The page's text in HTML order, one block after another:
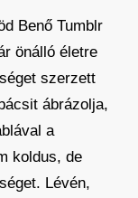
Benő Tumblr
önálló életre
szerzett
ábrázolja,
a
koldus, de
Lévén,